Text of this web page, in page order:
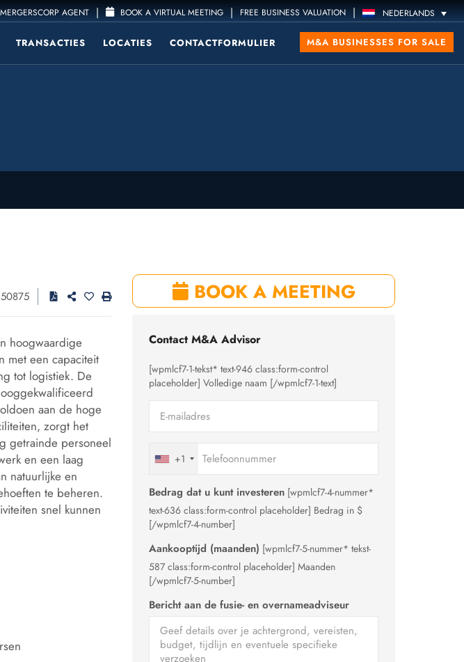
AGENT | BOOK A VIRTUAL MEETING | FREE BUSINESS VALUATION | NEDERLANDS
TRANSACTIES LOCATIES CONTACTFORMULIER M&A BUSINESSES FOR SALE
hoogwaardige
met een capaciteit
tot logistiek. De
aan de hoge
zorgt het
getrainde personeel
en een laag
natuurlijke en
te beheren.
snel kunnen
BOOK A MEETING
Contact M&A Advisor
[wpmlcf7-1-tekst* text-946 class:form-control
placeholder] Volledige naam [/wpmlcf7-1-text]
+1
Bedrag dat u kunt investeren [wpmlcf7-4-nummer*
text-636 class:form-control placeholder] Bedrag in $
[/wpmlcf7-4-number]
Aankooptijd (maanden) [wpmlcf7-5-nummer* tekst-
587 class:form-control placeholder] Maanden
[/wpmlcf7-5-number]
Bericht aan de fusie- en overnameadviseur